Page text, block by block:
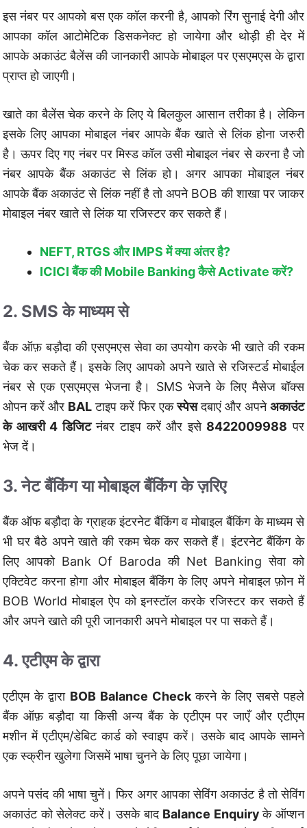
इस नंबर पर आपको बस एक कॉल करनी है, आपको रिंग सुनाई देगी और
आपका कॉल आटोमेटिक डिसकनेक्ट हो जायेगा और थोड़ी ही देर में
आपके अकाउंट बैलेंस की जानकारी आपके मोबाइल पर एसएमएस के द्वारा
प्राप्त हो जाएगी।
खाते का बैलेंस चेक करने के लिए ये बिलकुल आसान तरीका है। लेकिन
इसके लिए आपका मोबाइल नंबर आपके बैंक खाते से लिंक होना जरुरी
है। ऊपर दिए गए नंबर पर मिस्ड कॉल उसी मोबाइल नंबर से करना है जो
नंबर आपके बैंक अकाउंट से लिंक हो। अगर आपका मोबाइल नंबर
आपके बैंक अकाउंट से लिंक नहीं है तो अपने BOB की शाखा पर जाकर
मोबाइल नंबर खाते से लिंक या रजिस्टर कर सकते हैं।
NEFT, RTGS और IMPS में क्या अंतर है?
ICICI बैंक की Mobile Banking कैसे Activate करें?
2. SMS के माध्यम से
बैंक ऑफ़ बड़ौदा की एसएमएस सेवा का उपयोग करके भी खाते की रकम
चेक कर सकते हैं। इसके लिए आपको अपने खाते से रजिस्टर्ड मोबाईल
नंबर से एक एसएमएस भेजना है। SMS भेजने के लिए मैसेज बॉक्स
ओपन करें और BALटाइप करें फिर एकस्पेसदबाएं और अपनेअकाउंट
के आखरी 4 डिजिटनंबर टाइप करें और इसे 8422009988 पर
भेज दें।
3. नेट बैंकिंग या मोबाइल बैंकिंग के ज़रिए
बैंक ऑफ बड़ौदा के ग्राहक इंटरनेट बैंकिंग व मोबाइल बैंकिंग के माध्यम से
भी घर बैठे अपने खाते की रकम चेक कर सकते हैं। इंटरनेट बैंकिंग के
लिए आपको Bank Of Baroda की Net Banking सेवा को
एक्टिवेट करना होगा और मोबाइल बैंकिंग के लिए अपने मोबाइल फ़ोन में
BOB World मोबाइल ऐप को इनस्टॉल करके रजिस्टर कर सकते हैं
और अपने खाते की पूरी जानकारी अपने मोबाइल पर पा सकते हैं।
4. एटीएम के द्वारा
एटीएम के द्वारा BOB Balance Checkकरने के लिए सबसे पहले
बैंक ऑफ़ बड़ौदा या किसी अन्य बैंक के एटीएम पर जाएँ और एटीएम
मशीन में एटीएम/डेबिट कार्ड को स्वाइप करें। उसके बाद आपके सामने
एक स्क्रीन खुलेगा जिसमें भाषा चुनने के लिए पूछा जायेगा।
अपने पसंद की भाषा चुनें। फिर अगर आपका सेविंग अकाउंट है तो सेविंग
अकाउंट को सेलेक्ट करें। उसके बाद Balance Enquiryके ऑप्शन